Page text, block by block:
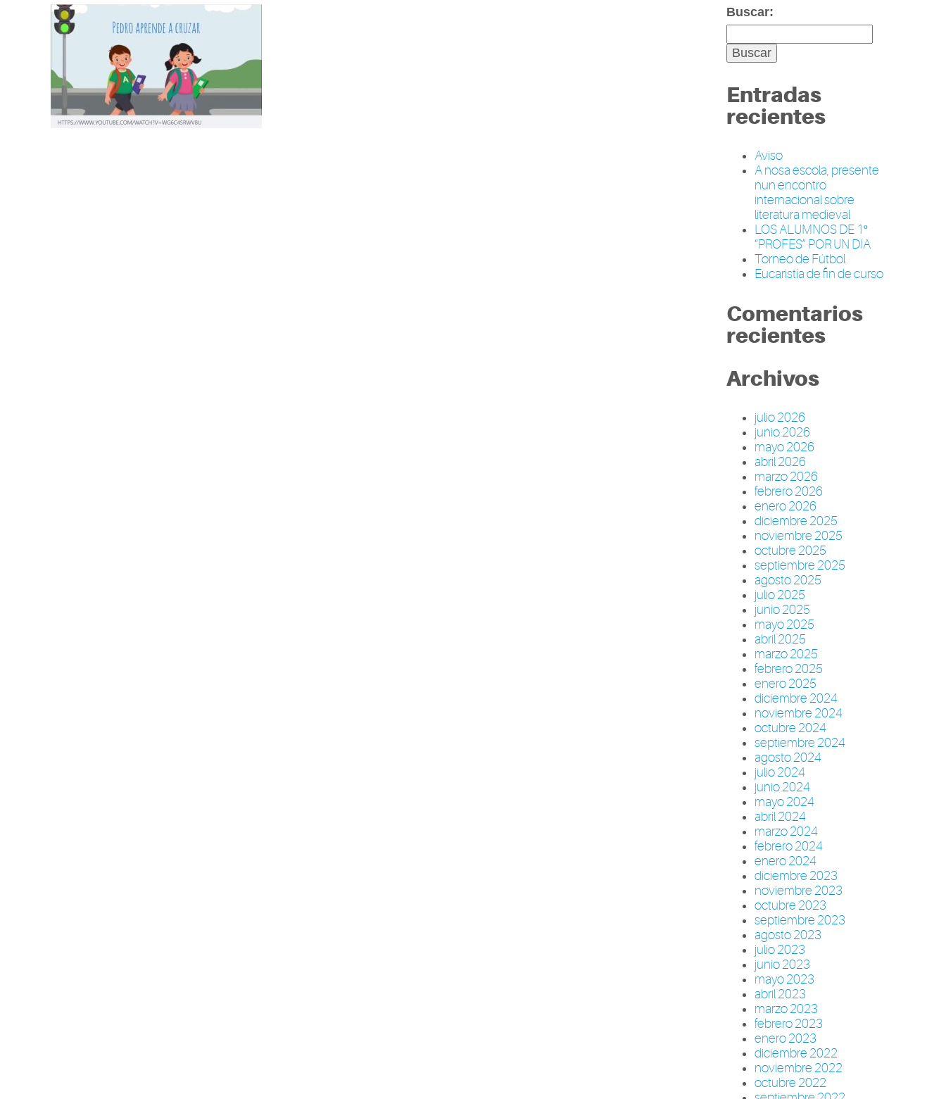
Buscar:
Entradas
recientes
Aviso
A nosa escola, presente
nun encontro
internacional sobre
literatura medieval
LOS ALUMNOS DE 1º
“PROFES” POR UN DIA
Torneo de Fútbol
Eucaristía de fin de curso
Comentarios
recientes
Archivos
julio 2026
junio 2026
mayo 2026
abril 2026
marzo 2026
febrero 2026
enero 2026
diciembre 2025
noviembre 2025
octubre 2025
septiembre 2025
agosto 2025
julio 2025
junio 2025
mayo 2025
abril 2025
marzo 2025
febrero 2025
enero 2025
diciembre 2024
noviembre 2024
octubre 2024
septiembre 2024
agosto 2024
julio 2024
junio 2024
mayo 2024
abril 2024
marzo 2024
febrero 2024
enero 2024
diciembre 2023
noviembre 2023
octubre 2023
septiembre 2023
agosto 2023
julio 2023
junio 2023
mayo 2023
abril 2023
marzo 2023
febrero 2023
enero 2023
diciembre 2022
noviembre 2022
octubre 2022